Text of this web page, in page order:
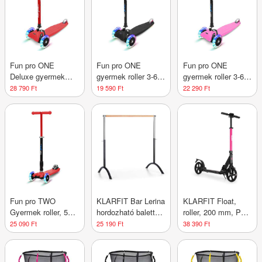
Fun pro ONE
Deluxe gyermek
roller 3-6 éves korig
LED kerekek
összecsukható 50
magasságú
28 790 Ft
Fun pro ONE
gyermek roller 3-6
éves korig LED
kerekek
kg-ig állítható
19 590 Ft
Fun pro ONE
gyermek roller 3-6
éves korig LED
kerekek
összecsukható 50
kg-ig állítható
22 290 Ft
Fun pro TWO
Gyermek roller, 5
évtől, LED kerekek,
80 kg,
állítható magasságú
25 090 Ft
KLARFIT Bar Lerina
hordozható balett
rúd, 110x113 cm,
állítható magasság,
25 190 Ft
KLARFIT Float,
roller, 200 mm, PU
kerekek, ABAC 7,
AS-soft grips
bíborvörös
38 390 Ft